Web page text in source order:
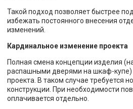
Такой подход позволяет быстрее
избежать постоянного внесения
изменений.
Кардинальное изменение проекта
Полная смена концепции изделия
распашными дверями на шкаф-купе)
проекта. В таком случае требуется
конструкции. При необходимости
оплачивается отдельно.